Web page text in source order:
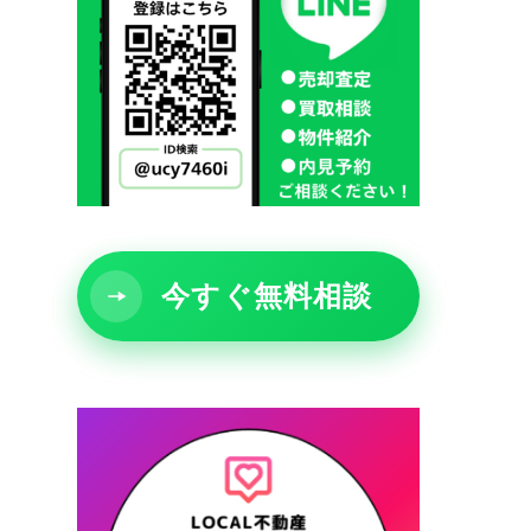
今すぐ無料相談